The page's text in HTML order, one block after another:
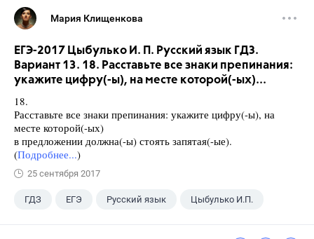
Мария Клищенкова
ЕГЭ-2017 Цыбулько И. П. Русский язык ГДЗ.
Вариант 13. 18. Расставьте все знаки препинания:
укажите цифру(-ы), на месте которой(-ых)...
18.
Расставьте все знаки препинания: укажите цифру(-ы), на
месте которой(-ых)
в предложении должна(-ы) стоять запятая(-ые).
(Подробнее...)
25 сентября 2017
ГДЗ ЕГЭ Русский язык Цыбулько И.П.